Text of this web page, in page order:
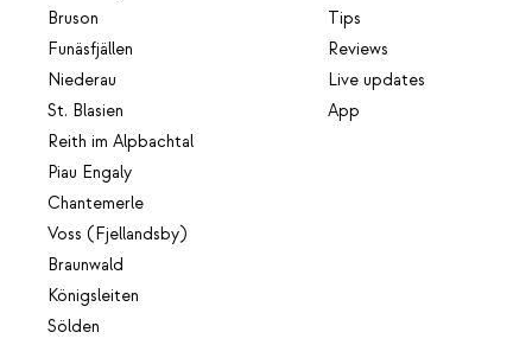
Bruson
Funäsfjällen
Niederau
St. Blasien
Reith im Alpbachtal
Piau Engaly
Chantemerle
Voss (Fjellandsby)
Braunwald
Königsleiten
Sölden
Tips
Reviews
Live updates
App